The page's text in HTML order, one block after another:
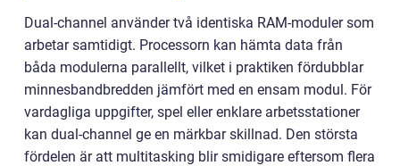
Dual-channel använder två identiska RAM-moduler som
arbetar samtidigt. Processorn kan hämta data från
båda modulerna parallellt, vilket i praktiken fördubblar
minnesbandbredden jämfört med en ensam modul. För
vardagliga uppgifter, spel eller enklare arbetsstationer
kan dual-channel ge en märkbar skillnad. Den största
fördelen är att multitasking blir smidigare eftersom flera